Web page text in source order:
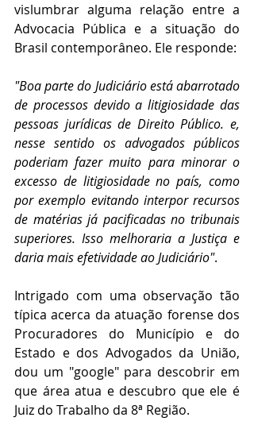
vislumbrar alguma relação entre a
Advocacia Pública e a situação do
Brasil contemporâneo. Ele responde:
"Boa parte do Judiciário está abarrotado
de processos devido a litigiosidade das
pessoas jurídicas de Direito Público. e,
nesse sentido os advogados públicos
poderiam fazer muito para minorar o
excesso de litigiosidade no país, como
por exemplo evitando interpor recursos
de matérias já pacificadas no tribunais
superiores. Isso melhoraria a Justiça e
daria mais efetividade ao Judiciário".
Intrigado com uma observação tão
típica acerca da atuação forense dos
Procuradores do Município e do
Estado e dos Advogados da União,
dou um "google" para descobrir em
que área atua e descubro que ele é
Juiz do Trabalho da 8ª Região.